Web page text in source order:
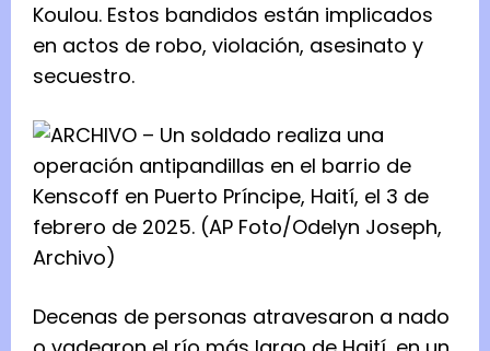
Koulou. Estos bandidos están implicados
en actos de robo, violación, asesinato y
secuestro.
Decenas de personas atravesaron a nado